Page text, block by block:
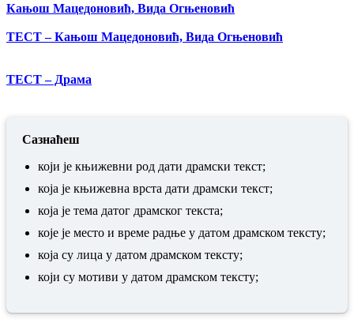
Кањош Мацедоновић, Вида Огњеновић
ТЕСТ – Кањош Мацедоновић, Вида Огњеновић
ТЕСТ – Драма
Сазнаћеш
који је књижевни род дати драмски текст;
која је књижевна врста дати драмски текст;
која је тема датог драмског текста;
које је место и време радње у датом драмском тексту;
која су лица у датом драмском тексту;
који су мотиви у датом драмском тексту;